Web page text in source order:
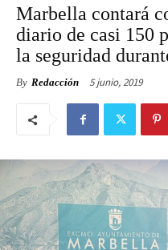
Marbella contará
diario de casi 150
la seguridad
By Redacción 5 junio, 2019